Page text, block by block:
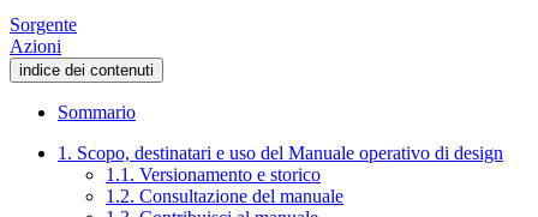
Sorgente
Azioni
indice dei contenuti
Sommario
1. Scopo, destinatari e uso del Manuale operativo di design
1.1. Versionamento e storico
1.2. Consultazione del manuale